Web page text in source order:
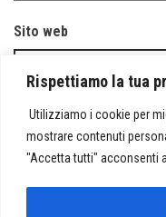
Rispettiamo la tua
Utilizziamo i cookie per
mostrare contenuti
"Accetta tutti" acconsenti
Sito web
Salva il mio nome,